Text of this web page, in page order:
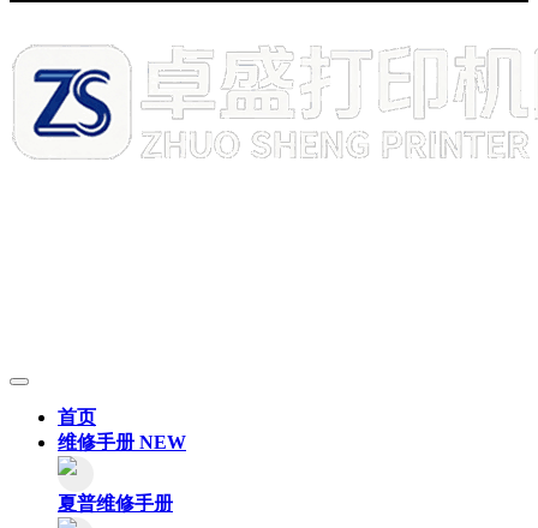
首页
维修手册 NEW
夏普维修手册